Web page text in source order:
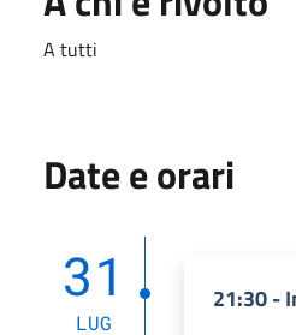
A tutti
Date e orari
31
LUG
21:30 -